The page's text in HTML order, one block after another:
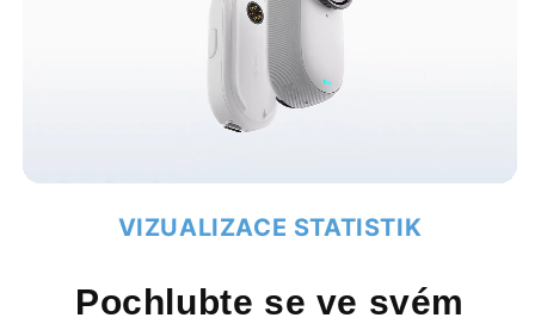
VIZUALIZACE STATISTIK
Pochlubte se ve svém